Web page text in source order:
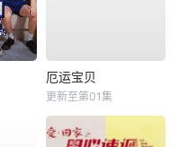
厄运宝贝
更新至第01集